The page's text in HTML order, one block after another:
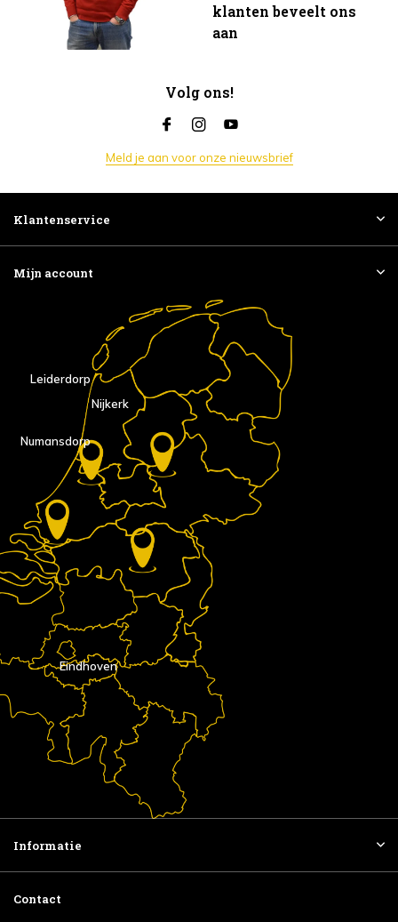
klanten beveelt ons
aan
Volg ons!
Meld je aan voor onze nieuwsbrief
Klantenservice
Mijn account
Eindhoven
Nijkerk
Numansdorp
Leiderdorp
Informatie
Contact